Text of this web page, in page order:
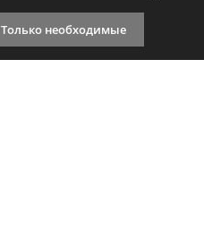
Только необходимые